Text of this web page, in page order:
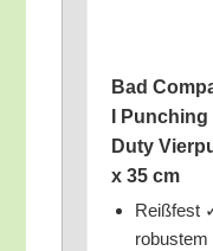
Bad
I
Duty
x 35 cm
Reiß­fest
robus­tem